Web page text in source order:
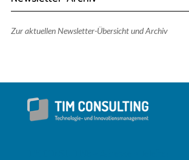
Zur aktuellen Newsletter-Übersicht und Archiv